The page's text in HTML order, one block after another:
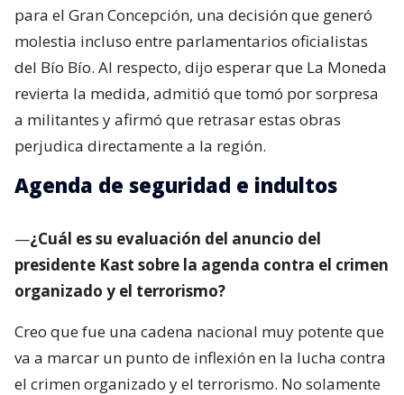
para el Gran Concepción, una decisión que generó
molestia incluso entre parlamentarios oficialistas
del Bío Bío. Al respecto, dijo esperar que La Moneda
revierta la medida, admitió que tomó por sorpresa
a militantes y afirmó que retrasar estas obras
perjudica directamente a la región.
Agenda de seguridad e indultos
—¿Cuál es su evaluación del anuncio del
presidente Kast sobre la agenda contra el crimen
organizado y el terrorismo?
Creo que fue una cadena nacional muy potente que
va a marcar un punto de inflexión en la lucha contra
el crimen organizado y el terrorismo. No solamente